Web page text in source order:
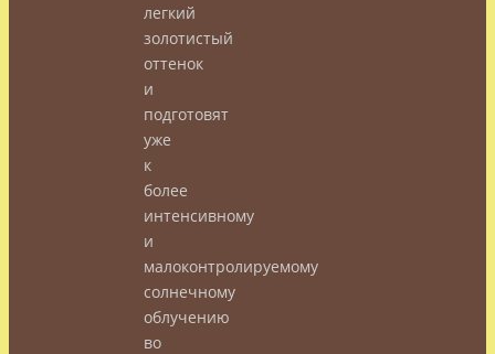
легкий
золотистый
оттенок
и
подготовят
уже
к
более
интенсивному
и
малоконтролируемому
солнечному
облучению
во